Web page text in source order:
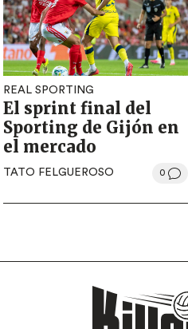
REAL SPORTING
El sprint final del
Sporting de Gijón en
el mercado
TATO FELGUEROSO 0